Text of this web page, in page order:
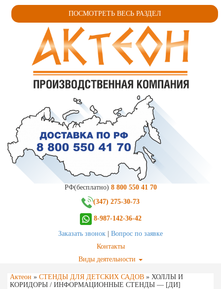
РФ(бесплатно) 8 800 550 41 70
(347) 275-30-73
8-987-142-36-42
Заказать звонок
Вопрос по заявке
Контакты
Виды деятельности
ПОСМОТРЕТЬ ВЕСЬ РАЗДЕЛ
Актеон » СТЕНДЫ ДЛЯ ДЕТСКИХ САДОВ » ХОЛЛЫ И
КОРИДОРЫ / ИНФОРМАЦИОННЫЕ СТЕНДЫ — [ДИ]